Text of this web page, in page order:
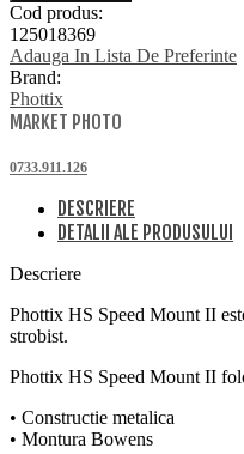
Cod produs:
125018369
Adauga In Lista De Preferinte
Brand:
Phottix
MARKET PHOTO
0733.911.126
DESCRIERE
DETALII ALE PRODUSULUI
Descriere
Phottix HS Speed Mount II
strobist.
Phottix HS Speed Mount II
• Constructie metalica
• Montura Bowens